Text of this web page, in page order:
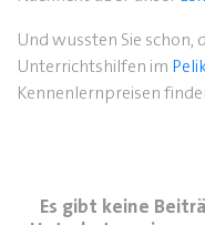
Und wussten Sie schon,
Unterrichtshilfen im
Kennenlernpreisen
Es gibt keine